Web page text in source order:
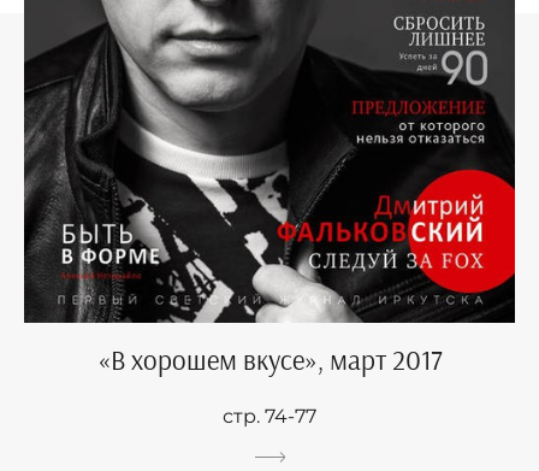
«В хорошем вкусе», март 2017
стр. 74-77